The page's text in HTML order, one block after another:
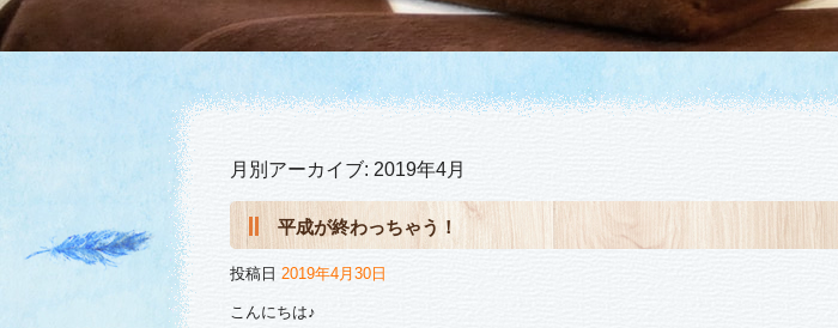
月別アーカイブ: 2019年4月
平成が終わっちゃう！
投稿日 2019年4月30日
こんにちは♪